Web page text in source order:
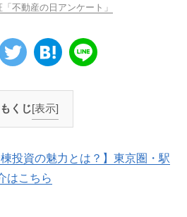
不動産の日アンケート」
もくじ[表示]
投資の魅力とは？】東京圏・駅
はこちら